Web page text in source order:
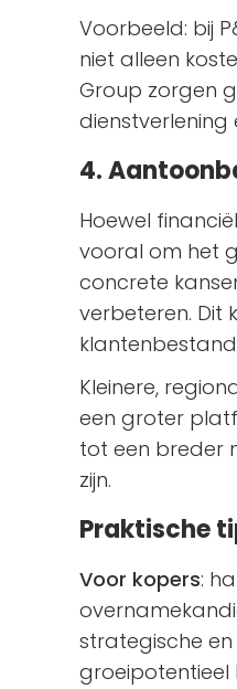
Voorbeeld: bij
niet alleen
Group zorgen
dienstverlening
4.
Hoewel
vooral om het
concrete
verbeteren. Dit
Kleinere,
een groter
tot een breder
zijn.
Praktische
Voor kopers:
strategische
groeipotentieel